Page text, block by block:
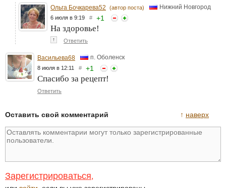
Ольга Бочкарева52 (автор поста) Нижний Новгород
6 июля в 9:19 # +1
На здоровье!
↑ Ответить
Васильева68 п. Оболенск
8 июля в 12:11 # +1
Спасибо за рецепт!
Ответить
↑ наверх
Оставить свой комментарий
Зарегистрироваться,